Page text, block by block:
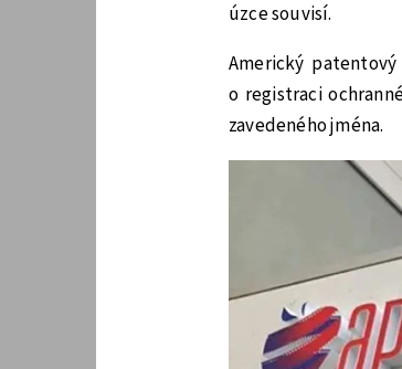
úzce souvisí.
Americký
o registraci
zavedeného jména.